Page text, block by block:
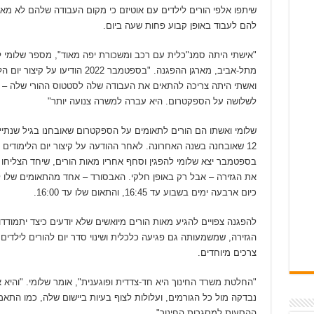
שיתפו אלפי הורים לילדים עם אוטיזם כי מקום העבודה שלהם לא
להם לעבוד באופן קבוע פחות שעה ביום.
"אישתי היתה סמנ"כלית עם רכב ומשכורת יפה מאוד", מספר שלומי
מתל-אביב, מארגן ההפגנה. "בספטמבר 2022 הודיעו על
ואשתי היתה צריכה להתאים את העבודה שלה לסטטוס ההורי שלה
לשלושה על הספקטרום. היא עברה למשרה צנועה יותר"
שלומי ואשתו הם הורים לתאומים על הספקטרום שאובחנו בגיל
12 שאובחנה בשנה האחרונה. לאחר ההודעה על קיצור יום הלימודים
בספטמבר יצא שלומי להפגין וסחף אחריו מאות הורים, שיחד
את הגזירה – אבל רק באופן חלקי. האבסורד – אחד מהתאומים שלו
כיום ארבעה ימים בשבוע עד 16:45, והתאום שלו עד 16:00.
להפגנה צפויים להגיע מאות הורים מיואשים שלא יודעים כיצד
הגזירה, שמשמעותה גם פגיעה כלכלית ושינוי סדר יום להורים
צרכים מיוחדים.
"החלטת משרד החינוך היא חד-צדדית ופוגענית", אומר שלומי. "והיא
נבדקה מול כל הגורמים, ועלולות לצוף בעיות ביישום שלה, כמו